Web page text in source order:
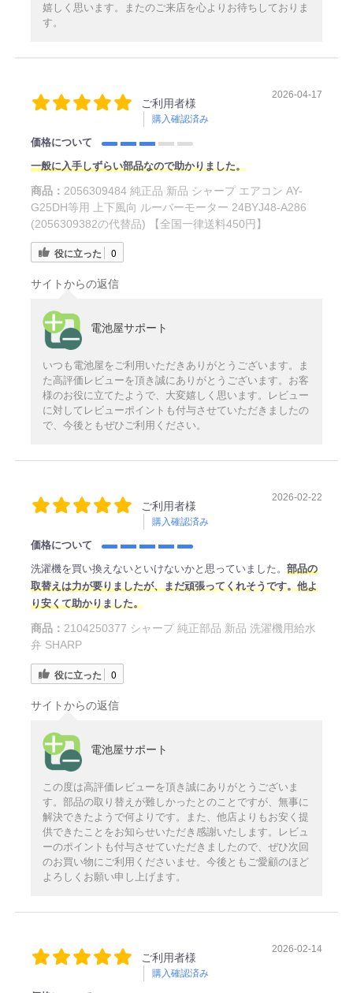
嬉しく思います。またのご来店を心よりお待ちしておりま
す。
ご利用者様
購入確認済み
2026-04-17
価格について
一般に入手しずらい部品なので助かりました。
商品： 2056309484 純正品 新品 シャープ エアコン AY-
G25DH等用 上下風向 ルーバーモーター 24BYJ48-A286
(2056309382の代替品) 【全国一律送料450円】
役に立った 0
サイトからの返信
電池屋サポート
いつも電池屋をご利用いただきありがとうございます。ま
た高評価レビューを頂き誠にありがとうございます。お客
様のお役に立てたようで、大変嬉しく思います。レビュー
に対してレビューポイントも付与させていただきましたの
で、今後ともぜひご利用ください。
ご利用者様
購入確認済み
2026-02-22
価格について
洗濯機を買い換えないといけないかと思っていました。 部品の
取替えは力が要りましたが、まだ頑張ってくれそうです。他よ
り安くて助かりました。
商品： 2104250377 シャープ 純正部品 新品 洗濯機用給水
弁 SHARP
役に立った 0
サイトからの返信
電池屋サポート
この度は高評価レビューを頂き誠にありがとうございま
す。部品の取り替えが難しかったとのことですが、無事に
解決できたようで何よりです。また、他店よりもお安く提
供できたことをお知らせいただき感謝いたします。レビュ
ーのポイントも付与させていただきましたので、ぜひ次回
のお買い物にご利用くださいませ。今後ともご愛顧のほど
よろしくお願い申し上げます。
ご利用者様
購入確認済み
2026-02-14